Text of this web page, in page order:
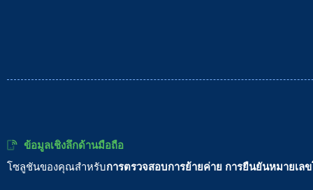
ข้อมูลเชิงลึกด้านมือถือ
โซลูชันของคุณสำหรับการตรวจสอบการย้ายค่าย การยืนยันหมายเล